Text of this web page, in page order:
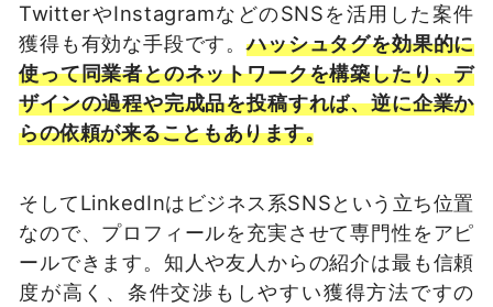
TwitterやInstagramなどのSNSを活用した案件
獲得も有効な手段です。ハッシュタグを効果的に
使って同業者とのネットワークを構築したり、デ
ザインの過程や完成品を投稿すれば、逆に企業か
らの依頼が来ることもあります。
そしてLinkedInはビジネス系SNSという立ち位置
なので、プロフィールを充実させて専門性をアピ
ールできます。知人や友人からの紹介は最も信頼
度が高く、条件交渉もしやすい獲得方法ですの